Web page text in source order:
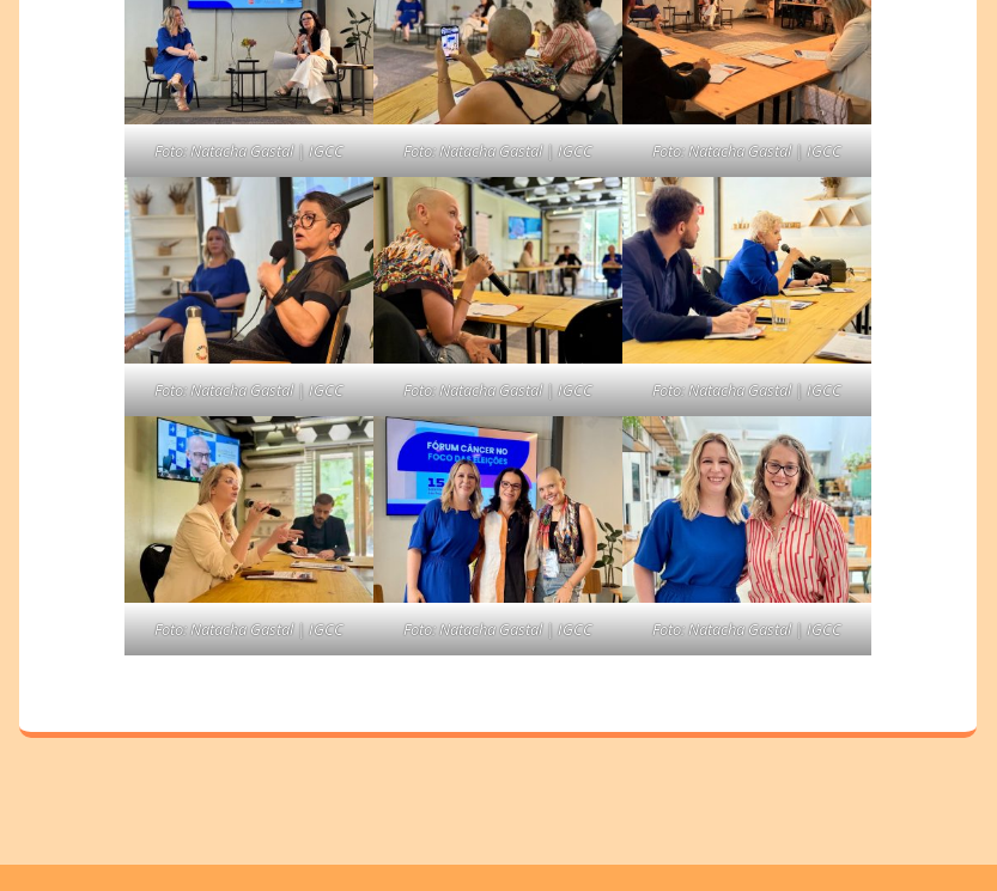
Foto: Natacha Gastal | IGCC Foto: Natacha Gastal | IGCC Foto: Natacha Gastal | IGCC
Foto: Natacha Gastal | IGCC Foto: Natacha Gastal | IGCC Foto: Natacha Gastal | IGCC
Foto: Natacha Gastal | IGCC Foto: Natacha Gastal | IGCC Foto: Natacha Gastal | IGCC